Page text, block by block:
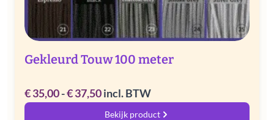
Gekleurd Touw 100 meter
€35,00-€37,50Prijsklasse:
€ 35,00
incl. BTW
Bekijk product